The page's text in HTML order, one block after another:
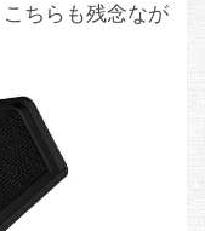
ちらも残念なが